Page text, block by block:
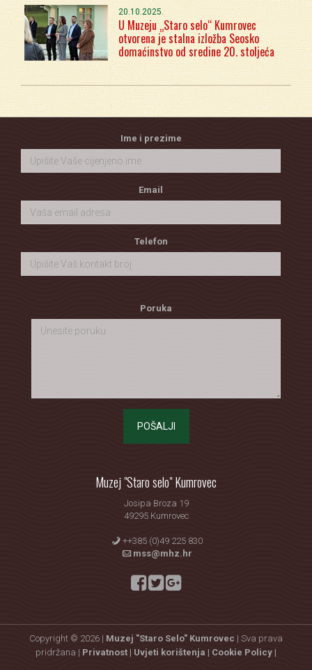
20.10.2025.
U Muzeju „Staro selo“ Kumrovec
otvorena je stalna izložba Seosko
domaćinstvo od sredine 20. stoljeća
Ime i prezime
Email
Telefon
Poruka
POŠALJI
Muzej "Staro selo" Kumrovec
Josipa Broza 19
49295 Kumrovec
++385 (0)49 225 830
mss@mhz.hr
Copyright © 2026 | Muzej "Staro Selo" Kumrovec | Sva prava
pridržana | Privatnost | Uvjeti korištenja | Cookie Policy |